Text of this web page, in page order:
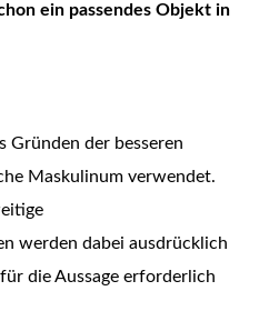
ein passendes Objekt in
Gründen der besseren
Maskulinum verwendet.
werden dabei ausdrücklich
die Aussage erforderlich